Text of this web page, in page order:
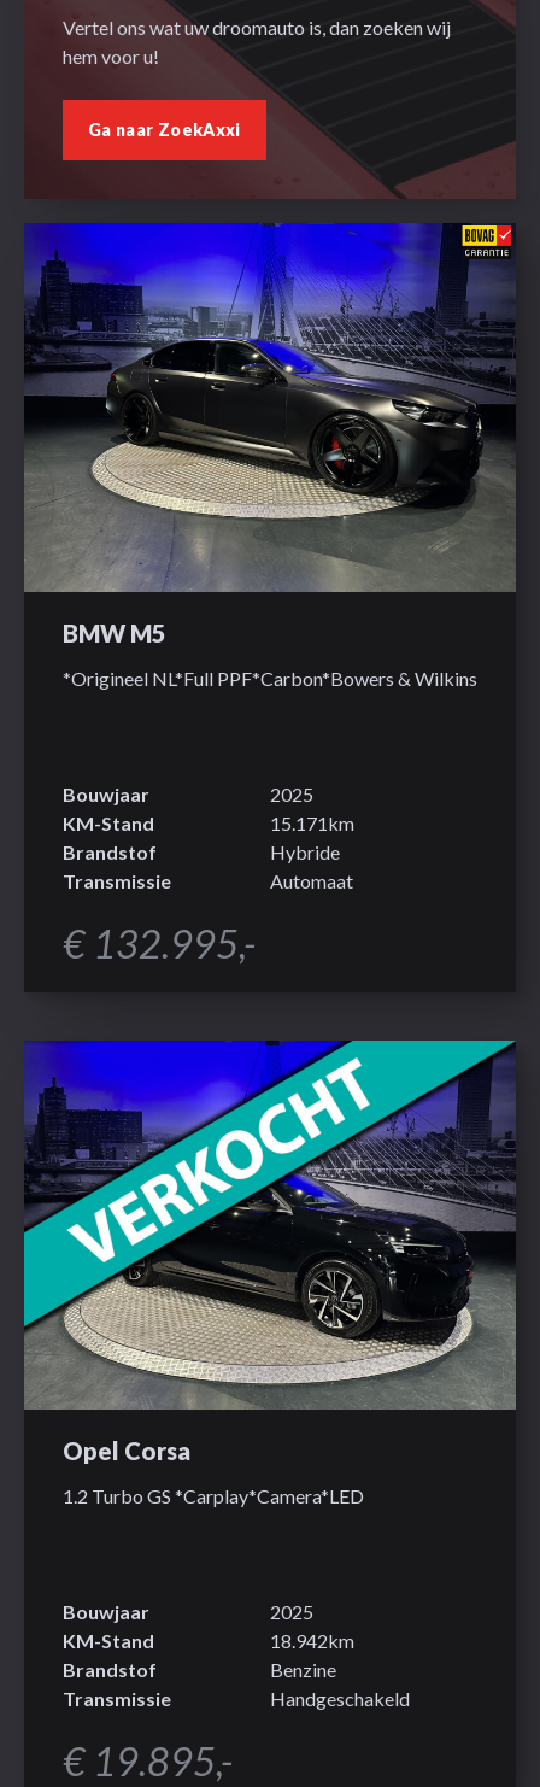
Vertel ons wat uw droomauto is, dan zoeken wij
hem voor u!
Ga naar ZoekAxxi
BMW M5
*Origineel NL*Full PPF*Carbon*Bowers & Wilkins
Bouwjaar
2025
KM-Stand
15.171km
Brandstof
Hybride
Transmissie
Automaat
€ 132.995,-
Opel Corsa
1.2 Turbo GS *Carplay*Camera*LED
Bouwjaar
2025
KM-Stand
18.942km
Brandstof
Benzine
Transmissie
Handgeschakeld
€ 19.895,-